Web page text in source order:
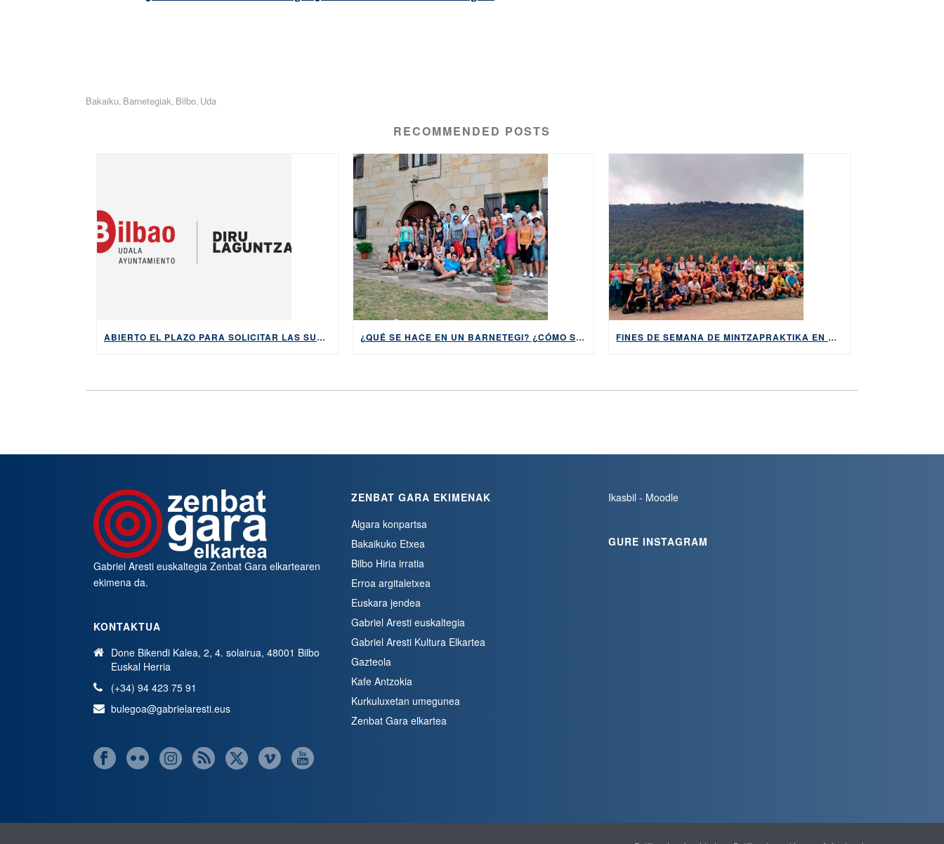
Bakaiku Barnetegiak Bilbo Uda
RECOMMENDED POSTS
ABIERTO EL PLAZO PARA SOLICITAR LAS SUBVENCIONES DEL AYUNTAMIENTO DE BILBAO PARA APRENDER EUSKARA, HASTA EL 5 DE MAYO DE 2026 ¿QUÉ SE HACE EN UN BARNETEGI? ¿CÓMO SON NUESTROS BARNETEGIS? FINES DE SEMANA DE MINTZAPRAKTIKA EN BAKAIKU DURANTE NOVIEMBRE
Gabriel Aresti euskaltegia Zenbat Gara elkartearen
ekimena da.
KONTAKTUA
Done Bikendi Kalea, 2, 4. solairua, 48001 Bilbo
Euskal Herria
(+34) 94 423 75 91
bulegoa@gabrielaresti.eus
ZENBAT GARA EKIMENAK
Algara konpartsa
Bakaikuko Etxea
Bilbo Hiria irratia
Erroa argitaletxea
Euskara jendea
Gabriel Aresti euskaltegia
Gabriel Aresti Kultura Elkartea
Gazteola
Kafe Antzokia
Kurkuluxetan umegunea
Zenbat Gara elkartea
Ikasbil - Moodle
GURE INSTAGRAM